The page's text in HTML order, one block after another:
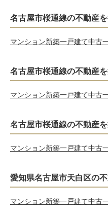
名古屋市桜通線の不動産
マンション新築一戸建て中古
名古屋市桜通線の不動産
マンション新築一戸建て中古
名古屋市桜通線の不動産
マンション新築一戸建て中古
愛知県名古屋市天白区の
マンション新築一戸建て中古